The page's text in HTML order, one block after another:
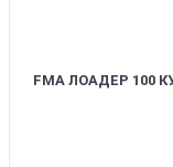
FMA ЛОАДЕР 100